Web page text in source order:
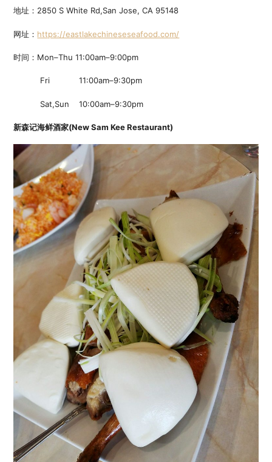
地址：2850 S White Rd,San Jose, CA 95148
网址： https://eastlakechineseseafood.com/
时间：Mon–Thu 11:00am–9:00pm
Fri 11:00am–9:30pm
Sat,Sun 10:00am–9:30pm
新森记海鲜酒家(New Sam Kee Restaurant)